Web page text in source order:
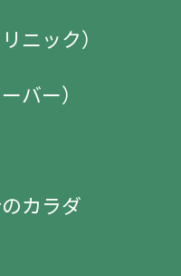
ニック）
バー）
カラダ